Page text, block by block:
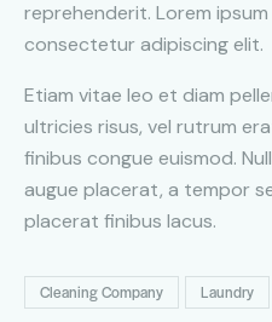
reprehenderit. Lorem
consectetur adipiscing elit.
Etiam vitae leo et diam
ultricies risus, vel rutrum
finibus congue euismod.
augue placerat, a tempor
placerat finibus lacus.
Cleaning Company Laundry